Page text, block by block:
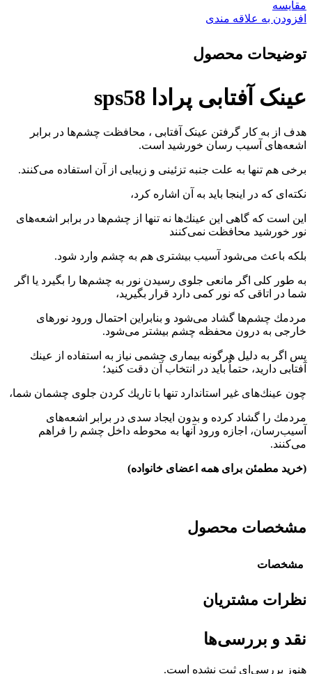
مقايسه
افزودن به علاقه مندی
توضیحات محصول
عینک آفتابی پرادا sps58
هدف از به كار گرفتن عینک آفتابی ، محافظت چشم‌ها در برابر
اشعه‌های آسیب‌ رسان خورشید است‏‏‏.‏‏‏
برخی هم تنها به علت جنبه تزئینی و زیبایی از آن استفاده می‌كنند‏‏‏.‏‏‏
نكته‌ای‌ كه در اینجا باید به آن اشاره كرد،
این است كه گاهی این عینك‌ها نه تنها از چشم‌ها در برابر اشعه‌های
نور خورشید محافظت نمی‌كنند
بلكه باعث می‌شود آسیب بیشتری هم به چشم وارد شود‏‏‏.‏‏‏
به طور كلی اگر مانعی جلوی رسیدن نور به چشم‌ها را بگیرد یا اگر
شما در اتاقی كه نور كمی دارد قرار بگیرید،
مردمك چشم‌ها گشاد می‌شود و بنابراین احتمال ورود نورهای
خارجی به درون محفظه چشم بیشتر می‌شود‏‏‏.‏‏‏
پس اگر به دلیل هرگونه بیماری چشمی نیاز به استفاده از عینك
آفتابی دارید، حتماٌ باید در انتخاب آن دقت كنید؛
چون عینك‌های غیر استاندارد تنها با تاریك كردن جلوی چشمان شما،
مردمك را گشاد كرده و بدون ایجاد سدی در برابر اشعه‌های
آسیب‌رسان، اجازه ورود آنها به محوطه داخل چشم را فراهم
می‌كنند‏‏‏.‏‏‏
(خرید مطمئن برای همه اعضای خانواده)
مشخصات محصول
مشخصات
نظرات مشتریان
نقد و بررسی‌ها
هنوز بررسی‌ای ثبت نشده است.